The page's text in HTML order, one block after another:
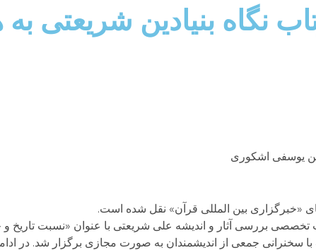
نگاه بنیادین شریعتی
یوسفی اشکوری
«خبرگزاری بین المللی قرآن» نقل شده است.
بررسی آثار و اندیشه علی شریعتی با عنوان «نسبت تاریخ و